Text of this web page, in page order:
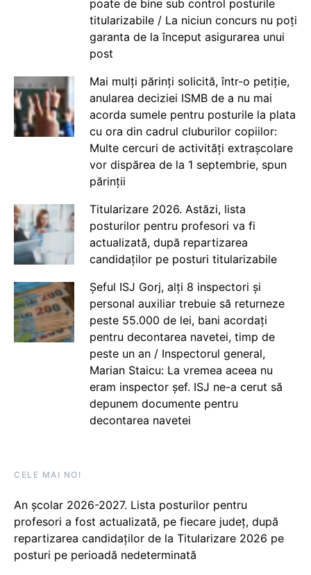
poate de bine sub control posturile
titularizabile / La niciun concurs nu poți
garanta de la început asigurarea unui
post
Mai mulți părinți solicită, într-o petiție,
anularea deciziei ISMB de a nu mai
acorda sumele pentru posturile la plata
cu ora din cadrul cluburilor copiilor:
Multe cercuri de activități extrașcolare
vor dispărea de la 1 septembrie, spun
părinții
Titularizare 2026. Astăzi, lista
posturilor pentru profesori va fi
actualizată, după repartizarea
candidaților pe posturi titularizabile
Șeful ISJ Gorj, alți 8 inspectori și
personal auxiliar trebuie să returneze
peste 55.000 de lei, bani acordați
pentru decontarea navetei, timp de
peste un an / Inspectorul general,
Marian Staicu: La vremea aceea nu
eram inspector șef. ISJ ne-a cerut să
depunem documente pentru
decontarea navetei
CELE MAI NOI
An școlar 2026-2027. Lista posturilor pentru
profesori a fost actualizată, pe fiecare județ, după
repartizarea candidaților de la Titularizare 2026 pe
posturi pe perioadă nedeterminată